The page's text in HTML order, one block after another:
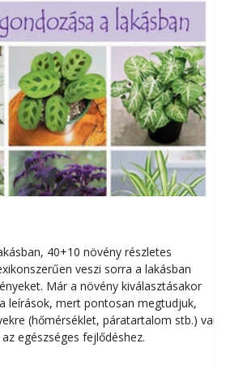
40+10 növény részletes
veszi sorra a lakásban
Már a növény kiválasztásakor
leírások, mert pontosan megtudjuk,
(hőmérséklet, páratartalom stb.) van
egészséges fejlődéshez.